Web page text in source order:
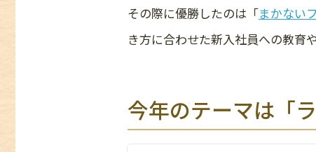
その際に優勝したのは「まかない
き方に合わせた新入社員への教育
今年のテーマは「